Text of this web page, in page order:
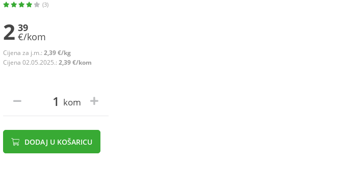
(3)
2 39
€/kom
Cijena za j.m.: 2,39 €/kg
Cijena 02.05.2025.: 2,39 €/kom
kom
DODAJ U KOŠARICU